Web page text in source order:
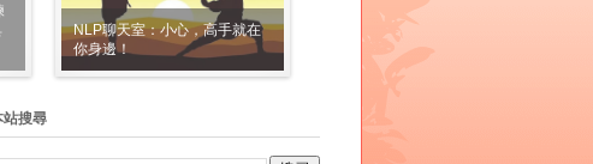
NLP聊天室：小心，高手就在
你身邊！
站搜尋